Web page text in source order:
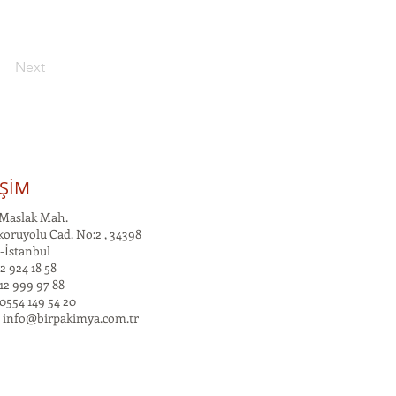
Next
Mah.
Cad. No:2 , 34398
İstanbul
924 18 58
999 97 88
0554 149 54 20
info@birpakimya.com.tr